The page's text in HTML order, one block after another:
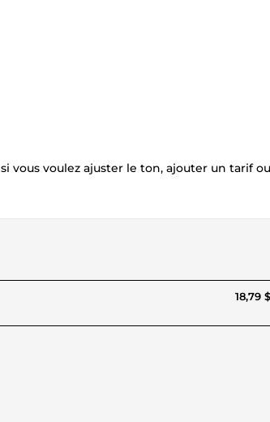
vous voulez ajuster le ton, ajouter un tarif ou
18,79